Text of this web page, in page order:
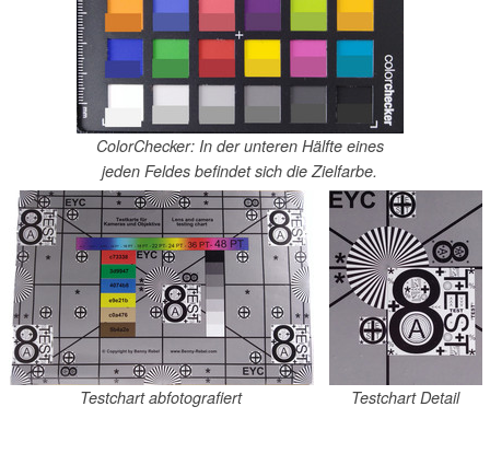
ColorChecker: In der unteren Hälfte eines
jeden Feldes befindet sich die Zielfarbe.
Testchart abfotografiert Testchart Detail